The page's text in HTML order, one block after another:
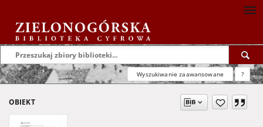
Wyszukiwanie zaawansowane ?
OBIEKT